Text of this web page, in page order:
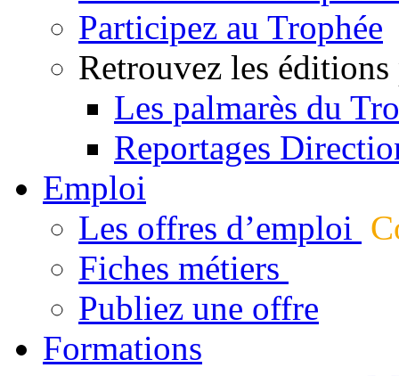
Participez au Trophée
Retrouvez les éditions
Les palmarès du
Reportages
Emploi
Les offres d’emploi
Fiches métiers
Publiez une offre
Formations